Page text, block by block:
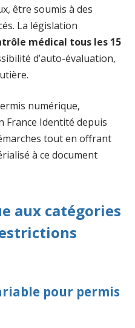
être soumis à des
La législation
médical tous les 15
d’auto-évaluation,
numérique,
France Identité depuis
tout en offrant
à ce document
aux catégories
pour permis